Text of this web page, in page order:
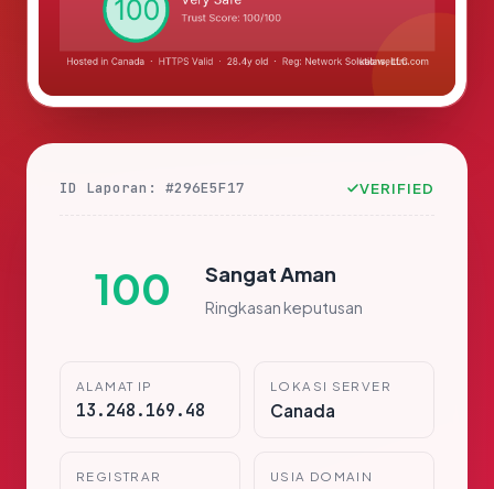
ID Laporan: #296E5F17 VERIFIED
100 Sangat Aman
Ringkasan keputusan
ALAMAT IP
13.248.169.48
LOKASI SERVER
Canada
REGISTRAR USIA DOMAIN